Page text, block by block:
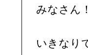
みなさん
いきなり